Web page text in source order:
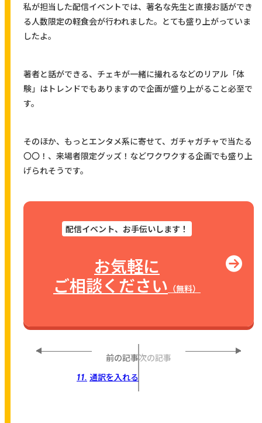
私が担当した配信イベントでは、著名な先生と直接お話ができ
る人数限定の軽食会が行われました。とても盛り上がっていま
したよ。
著者と話ができる、チェキが一緒に撮れるなどのリアル「体
験」はトレンドでもありますので企画が盛り上がること必至で
す。
そのほか、もっとエンタメ系に寄せて、ガチャガチャで当たる
〇〇！、来場者限定グッズ！などワクワクする企画でも盛り上
げられそうです。
配信イベント、お手伝いします！
お気軽に
ご相談ください （無料）
前の記事
11. 通訳を入れる
次の記事